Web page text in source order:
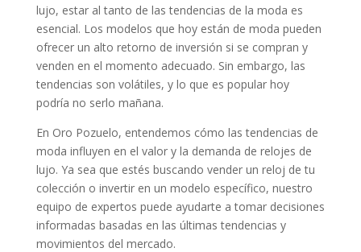
lujo, estar al tanto de las tendencias de la moda es
esencial. Los modelos que hoy están de moda pueden
ofrecer un alto retorno de inversión si se compran y
venden en el momento adecuado. Sin embargo, las
tendencias son volátiles, y lo que es popular hoy
podría no serlo mañana.
En Oro Pozuelo, entendemos cómo las tendencias de
moda influyen en el valor y la demanda de relojes de
lujo. Ya sea que estés buscando vender un reloj de tu
colección o invertir en un modelo específico, nuestro
equipo de expertos puede ayudarte a tomar decisiones
informadas basadas en las últimas tendencias y
movimientos del mercado.